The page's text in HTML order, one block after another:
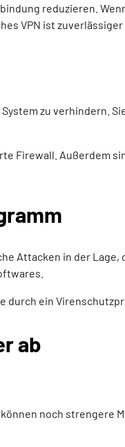
reduzieren.
VPN ist zuverlässiger
zu verhindern.
Firewall. Außerdem
Attacken in der
durch ein
ab
noch strengere